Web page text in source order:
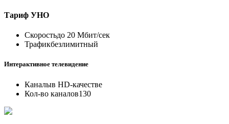
Тариф УНО
Скоростьдо 20 Мбит/сек
Трафикбезлимитный
Интерактивное телевидение
Каналыв HD-качестве
Кол-во каналов130